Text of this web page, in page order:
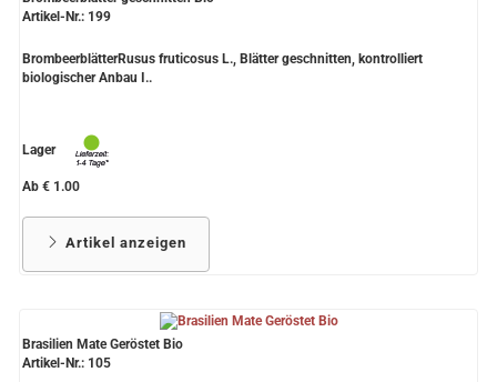
Artikel-Nr.: 199
BrombeerblätterRusus fruticosus L., Blätter geschnitten, kontrolliert
biologischer Anbau I..
Lager
Ab € 1.00
Artikel anzeigen
Brasilien Mate Geröstet Bio
Artikel-Nr.: 105